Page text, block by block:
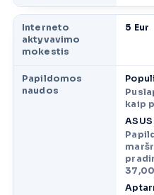
Interneto
aktyvavimo
mokestis
5 Eur
Papildomos
naudos
kaip
37,00